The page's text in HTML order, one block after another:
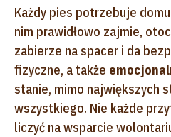
Każdy pies potrzebuje
nim prawidłowo zajmie,
zabierze na spacer i da
fizyczne, a także
stanie, mimo największych
wszystkiego. Nie każde
liczyć na wsparcie